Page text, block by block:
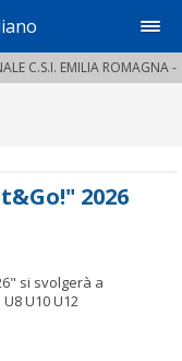
C.S.I. EMILIA ROMAGNA -
2026
si svolgerà a
U10 U12